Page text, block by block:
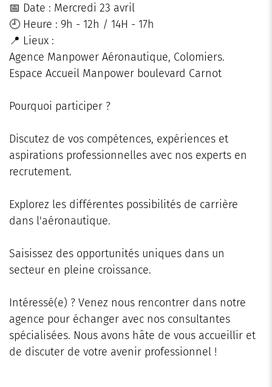
📅 Date : Mercredi 23 avril
🕘 Heure : 9h - 12h / 14H - 17h
📍 Lieux :
Agence Manpower Aéronautique, Colomiers.
Espace Accueil Manpower boulevard Carnot
Pourquoi participer ?
Discutez de vos compétences, expériences et
aspirations professionnelles avec nos experts en
recrutement.
Explorez les différentes possibilités de carrière
dans l'aéronautique.
Saisissez des opportunités uniques dans un
secteur en pleine croissance.
Intéressé(e) ? Venez nous rencontrer dans notre
agence pour échanger avec nos consultantes
spécialisées. Nous avons hâte de vous accueillir et
de discuter de votre avenir professionnel !